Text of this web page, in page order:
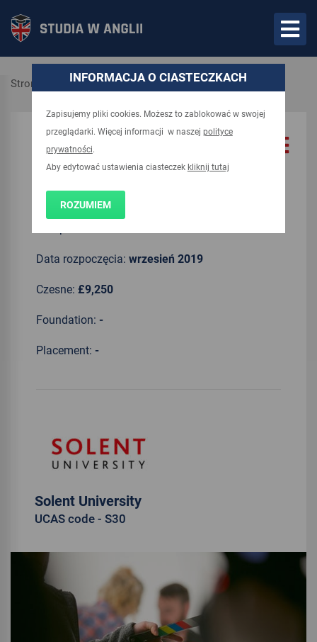
INFORMACJA O CIASTECZKACH
Zapisujemy pliki cookies. Możesz to zablokować w swojej
przeglądarki. Więcej informacji w naszej polityce
prywatności.
Aby edytować ustawienia ciasteczek kliknij tutaj
ROZUMIEM
Strona główna Kierunki
UCAS code:
Czas trwania: 3 years
Data rozpoczęcia: wrzesień 2019
Czesne: £9,250
Foundation: -
Placement: -
Solent University
UCAS code - S30